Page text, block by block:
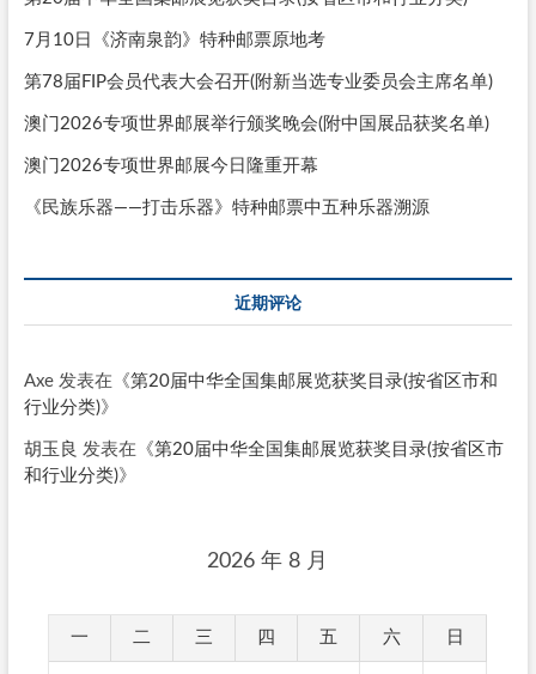
7月10日《济南泉韵》特种邮票原地考
第78届FIP会员代表大会召开(附新当选专业委员会主席名单)
澳门2026专项世界邮展举行颁奖晚会(附中国展品获奖名单)
澳门2026专项世界邮展今日隆重开幕
《民族乐器——打击乐器》特种邮票中五种乐器溯源
近期评论
Axe发表在《第20届中华全国集邮展览获奖目录(按省区市和
行业分类)》
胡玉良 发表在《第20届中华全国集邮展览获奖目录(按省区市
和行业分类)》
2026 年 8 月
一 二 三 四 五 六 日